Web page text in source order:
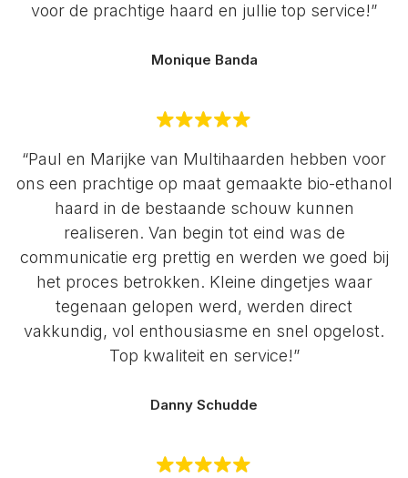
voor de prachtige haard en jullie top service!”
Monique Banda
“Paul en Marijke van Multihaarden hebben voor
ons een prachtige op maat gemaakte bio-ethanol
haard in de bestaande schouw kunnen
realiseren. Van begin tot eind was de
communicatie erg prettig en werden we goed bij
het proces betrokken. Kleine dingetjes waar
tegenaan gelopen werd, werden direct
vakkundig, vol enthousiasme en snel opgelost.
Top kwaliteit en service!”
Danny Schudde